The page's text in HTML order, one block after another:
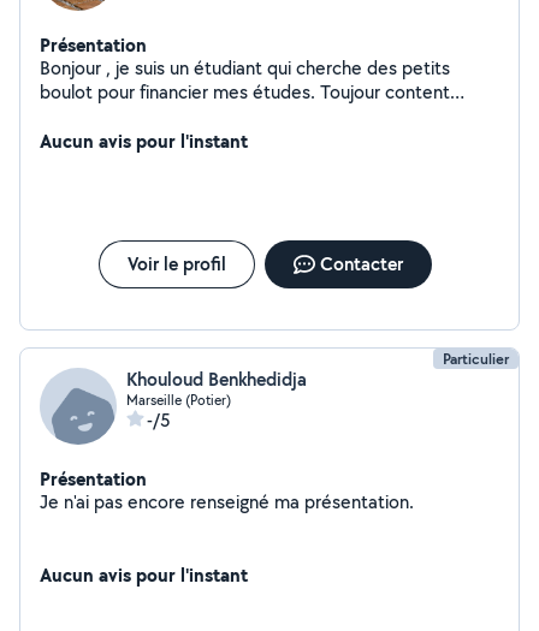
Présentation
Bonjour , je suis un étudiant qui cherche des petits
boulot pour financier mes études. Toujour content
Aucun avis pour l'instant
Voir le profil Contacter
Particulier
Khouloud Benkhedidja
Marseille (Potier)
-/5
Présentation
Je n'ai pas encore renseigné ma présentation.
Aucun avis pour l'instant